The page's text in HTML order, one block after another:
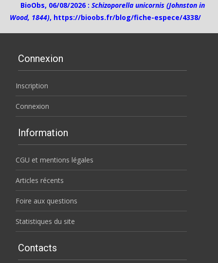
BioObs, 06/08/2026 : Schizoporella unicornis (Johnston in
Wood, 1844), https://bioobs.fr/blog/fiche-espece/4338/
Connexion
Inscription
Connexion
Information
CGU et mentions légales
Articles récents
Foire aux questions
Statistiques du site
Contacts